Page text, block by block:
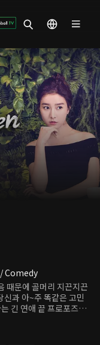
Comedy
때문에 골머리 지끈지끈
신과 아~주 똑같은 고민
긴 연애 끝 프로포즈 직
이라고는 1도 없는 이
승자로 태어나 다른 사